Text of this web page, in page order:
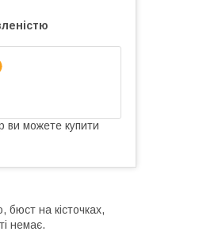
ви можете купити
на кісточках,
немає.